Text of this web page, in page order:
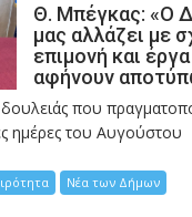
Θ. Μπέγκας: «Ο
μας αλλάζει με
επιμονή και
αφήνουν
που
ημέρες του Αυγούστου
Νέα των Δήμων